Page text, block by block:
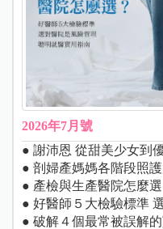
2026年7月號
● 謝沛恩 從甜美少女到
● 剖婦產媽媽各階段照
● 產檢與生產醫院怎麼選
● 好醫師５大檢驗標準
● 破解４個最常被誤解